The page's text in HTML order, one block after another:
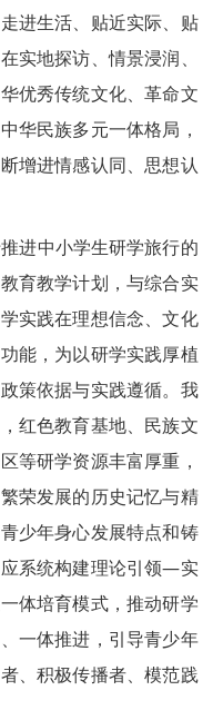
进生活、贴近实际、贴
实地探访、情景浸润、
优秀传统文化、革命文
华民族多元一体格局，
增进情感认同、思想认
进中小学生研学旅行的
育教学计划，与综合实
实践在理想信念、文化
能，为以研学实践厚植
策依据与实践遵循。我
红色教育基地、民族文
等研学资源丰富厚重，
荣发展的历史记忆与精
少年身心发展特点和铸
系统构建理论引领—实
体培育模式，推动研学
一体推进，引导青少年
、积极传播者、模范践